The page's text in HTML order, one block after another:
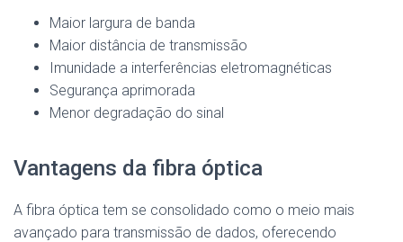
Maior largura de banda
Maior distância de transmissão
Imunidade a interferências eletromagnéticas
Segurança aprimorada
Menor degradação do sinal
Vantagens da fibra óptica
A fibra óptica tem se consolidado como o meio mais
avançado para transmissão de dados, oferecendo